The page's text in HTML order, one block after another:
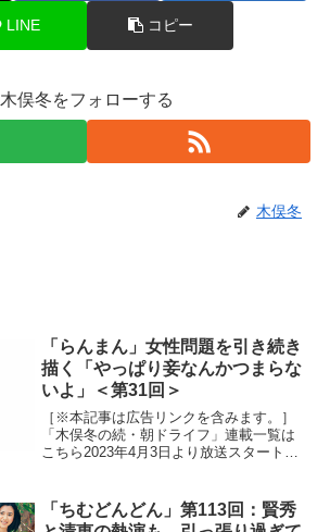
LINE コピー
木俣冬をフォローする
木俣冬
「らんまん」女性問題を引き続き
描く「やっぱり妾なんかつまらな
いよ」＜第31回＞
［※本記事は広告リンクを含みます。］
「木俣冬の続・朝ドライフ」連載一覧は
こちら2023年4月3日より放送スタートし
出身の植物学者・牧野富太郎の人生をモ
デルにオリジナルス...
「ちむどんどん」第113回：賢秀